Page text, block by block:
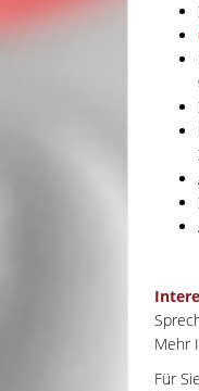
Mehr
Für